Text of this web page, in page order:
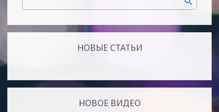
НОВЫЕ СТАТЬИ
НОВОЕ ВИДЕО